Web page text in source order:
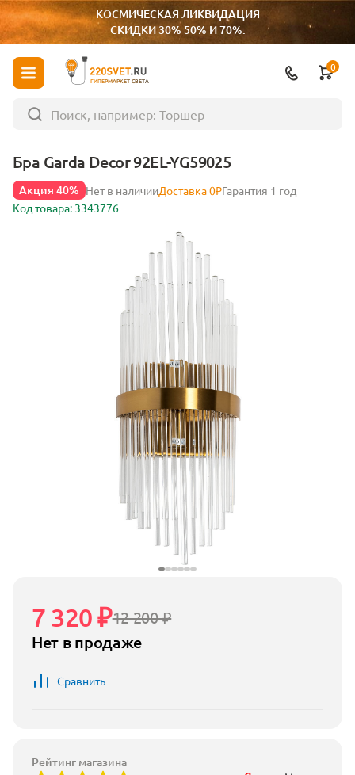
КОСМИЧЕСКАЯ ЛИКВИДАЦИЯ
СКИДКИ 30% 50% И 70%.
ГИПЕРМАРКЕТ СВЕТА
0
Бра Garda Decor 92EL-YG59025
Акция 40% Нет в наличииДоставка 0₽Гарантия 1 год
Код товара: 3343776
12 200 ₽
7 320 ₽
Нет в продаже
Сравнить
Рейтинг магазина